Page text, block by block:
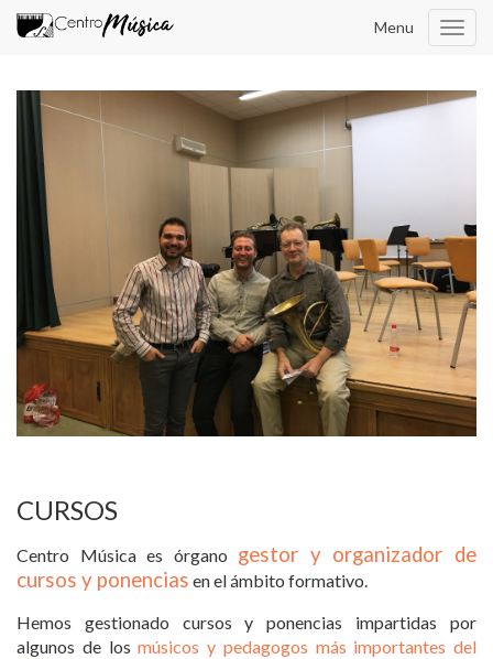
Menu
CURSOS
Centro Músicaes órgano gestor y organizador de
cursos y ponencias en el ámbito formativo.
Hemos gestionado cursos y ponencias impartidas por
algunos de losmúsicos y pedagogos más importantes del